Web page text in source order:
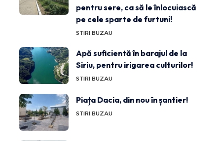
pentru sere, ca să le înlocuiască
pe cele sparte de furtuni!
STIRI BUZAU
Apă suficientă în barajul de la
Siriu, pentru irigarea culturilor!
STIRI BUZAU
Piața Dacia, din nou în șantier!
STIRI BUZAU